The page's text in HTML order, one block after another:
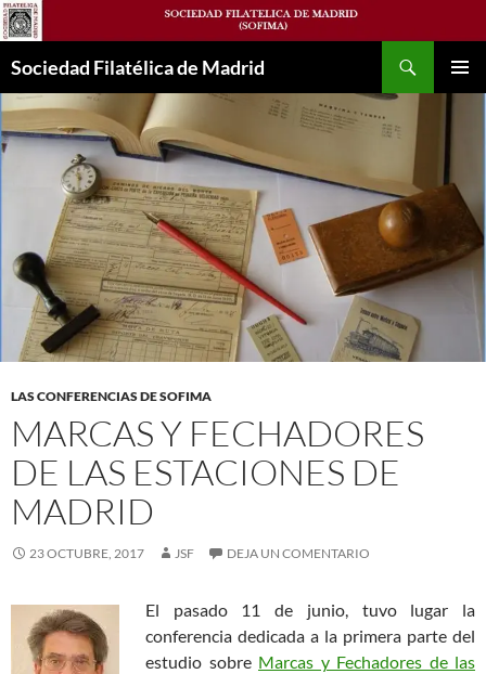
Saltar
al
contenido
Sociedad Filatélica de Madrid
LAS CONFERENCIAS DE SOFIMA
MARCAS Y FECHADORES
DE LAS ESTACIONES DE
MADRID
23 OCTUBRE, 2017 JSF DEJA UN COMENTARIO
El pasado 11 de junio, tuvo lugar la
conferencia dedicada a la primera parte del
estudio sobre Marcas y Fechadores de las